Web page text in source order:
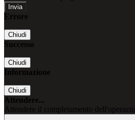
Errore
Chiudi
Successo
Chiudi
Informazione
Chiudi
Attendere...
Attendere il completamento